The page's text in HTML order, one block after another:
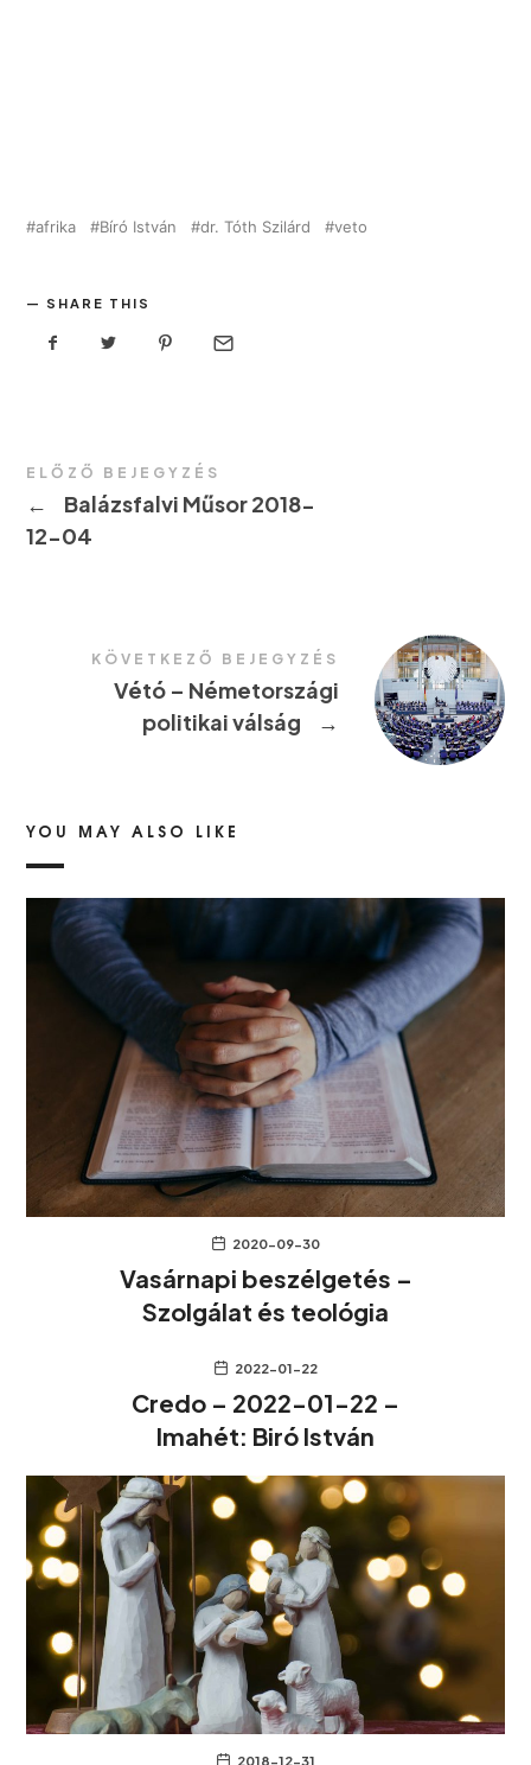
afrika Bíró István dr. Tóth Szilárd veto
SHARE THIS
ELŐZŐ BEJEGYZÉS
←
Balázsfalvi Műsor 2018-
12-04
KÖVETKEZŐ BEJEGYZÉS
Vétó – Németországi
politikai válság
→
YOU MAY ALSO LIKE
2020-09-30
Vasárnapi beszélgetés –
Szolgálat és teológia
2022-01-22
Credo – 2022-01-22 –
Imahét: Biró István
2018-12-31